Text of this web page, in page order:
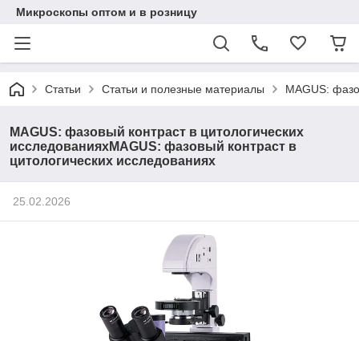
Микроскопы оптом и в розницу
Статьи Статьи и полезные материалы MAGUS:
MAGUS: фазовый контраст в цитологических
исследованияхMAGUS: фазовый контраст в
цитологических исследованиях
25.02.2026